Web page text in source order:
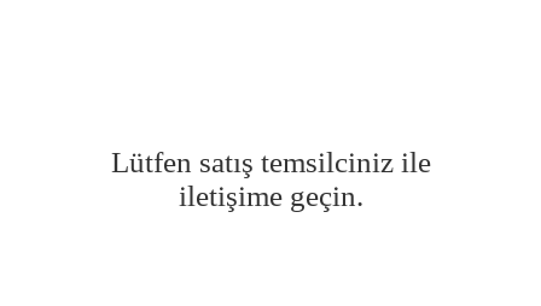
Lütfen satış temsilciniz ile
iletişime geçin.